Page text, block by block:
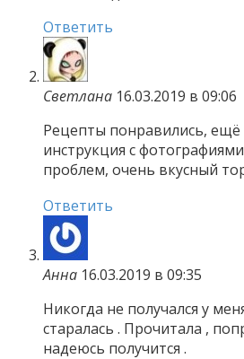
Ответить
Светлана 16.03.2019 в 09:06
Рецепты понравились, ещё
инструкция с
проблем, очень вкусный
Ответить
Анна 16.03.2019 в 09:35
Никогда не получался у
старалась . Прочитала ,
надеюсь получится .